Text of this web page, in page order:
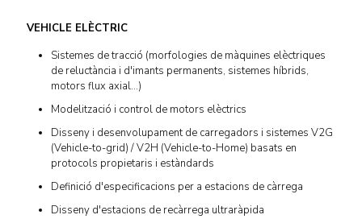
VEHICLE ELÈCTRIC
Sistemes de tracció (morfologies de màquines elèctriques
de reluctància i d'imants permanents, sistemes híbrids,
motors flux axial…)
Modelització i control de motors elèctrics
Disseny i desenvolupament de carregadors i sistemes V2G
(Vehicle-to-grid) / V2H (Vehicle-to-Home) basats en
protocols propietaris i estàndards
Definició d'especificacions per a estacions de càrrega
Disseny d'estacions de recàrrega ultraràpida